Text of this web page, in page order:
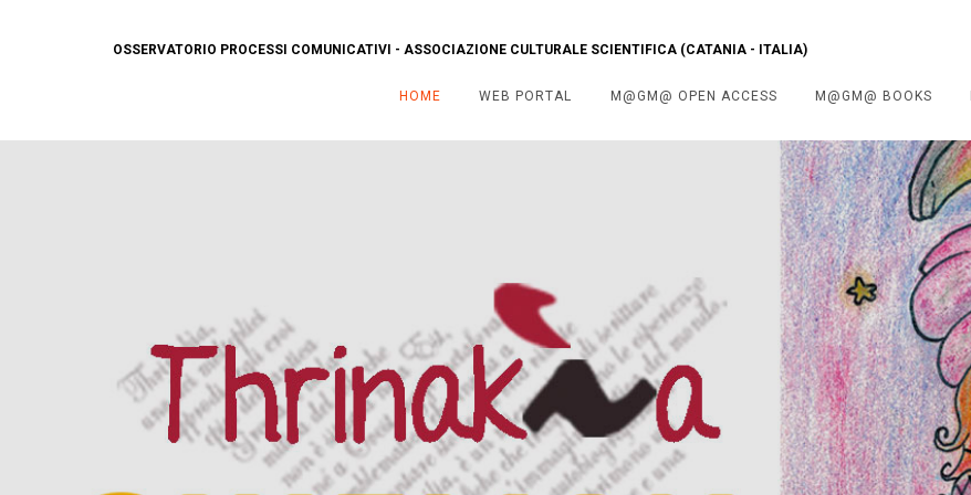
OSSERVATORIO PROCESSI COMUNICATIVI - ASSOCIAZIONE CULTURALE SCIENTIFICA (CATANIA - ITALIA)
HOME WEB PORTAL M@GM@ OPEN ACCESS M@GM@ BOOKS